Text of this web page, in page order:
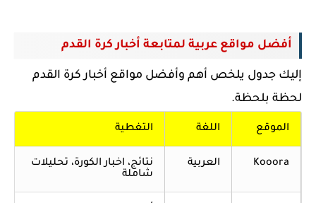
أفضل مواقع عربية لمتابعة أخبار كرة القدم
إليك جدول يلخص أهم وأفضل مواقع أخبار كرة القدم
لحظة بلحظة.
الموقع اللغة التغطية
Kooora العربية
نتائج، اخبار الكورة، تحليلات
شاملة